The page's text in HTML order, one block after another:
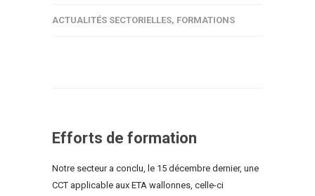
ACTUALITÉS SECTORIELLES, FORMATIONS
Efforts de formation
Notre secteur a conclu, le 15 décembre dernier, une
CCT applicable aux ETA wallonnes, celle-ci